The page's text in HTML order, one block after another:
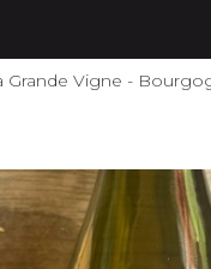
Grande Vigne -